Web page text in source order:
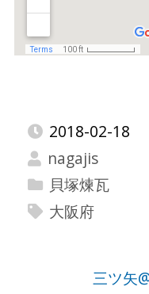
2018-02-18
nagajis
貝塚煉瓦
大阪府
三ツ矢